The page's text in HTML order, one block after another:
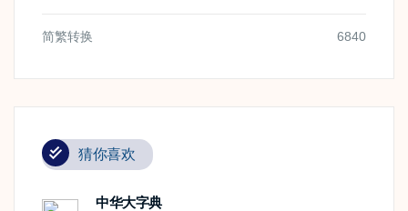
简繁转换 6840
猜你喜欢
中华大字典